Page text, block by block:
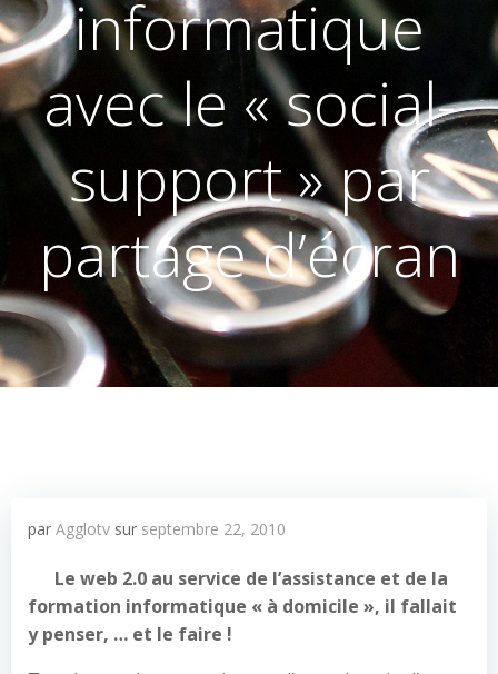
informatique
avec le « social-
support » par
partage d’écran
par Agglotv sur septembre 22, 2010
Le web 2.0 au service de l’assistance et de la
formation informatique « à domicile », il fallait
y penser, … et le faire !